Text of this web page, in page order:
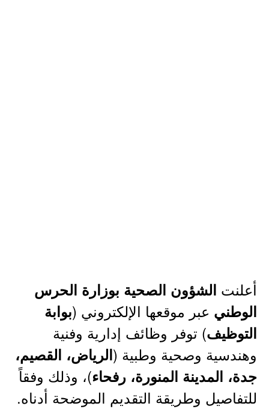
أعلنت الشؤون الصحية بوزارة الحرس
الوطني عبر موقعها الإلكتروني (بوابة
التوظيف) توفر وظائف إدارية وفنية
وهندسية وصحية وطبية (الرياض، القصيم،
جدة، المدينة المنورة، رفحاء)، وذلك وفقاً
للتفاصيل وطريقة التقديم الموضحة أدناه.